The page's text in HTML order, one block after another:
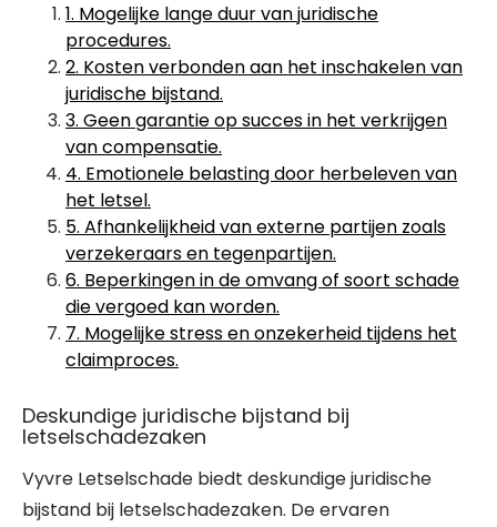
1. Mogelijke lange duur van juridische
procedures.
2. Kosten verbonden aan het inschakelen van
juridische bijstand.
3. Geen garantie op succes in het verkrijgen
van compensatie.
4. Emotionele belasting door herbeleven van
het letsel.
5. Afhankelijkheid van externe partijen zoals
verzekeraars en tegenpartijen.
6. Beperkingen in de omvang of soort schade
die vergoed kan worden.
7. Mogelijke stress en onzekerheid tijdens het
claimproces.
Deskundige juridische bijstand bij
letselschadezaken
Vyvre Letselschade biedt deskundige juridische
bijstand bij letselschadezaken. De ervaren